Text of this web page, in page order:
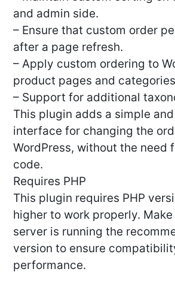
and admin side.
– Ensure that custom order
after a page refresh.
– Apply custom ordering to
product pages and
– Support for additional
This plugin adds a simple
interface for changing the
WordPress, without the need
code.
Requires PHP
This plugin requires PHP
higher to work properly.
server is running the
version to ensure
performance.